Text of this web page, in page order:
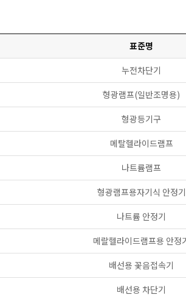
표준명
누전차단기
형광램프(일반조명용)
형광등기구
메탈헬라이드램프
나트륨램프
형광램프용자기식 안정기
나트륨 안정기
메랄헬라이드램프용 안정
배선용 꽃음접속기
배선용 차단기